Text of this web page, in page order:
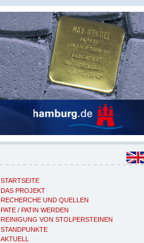
STARTSEITE
DAS PROJEKT
RECHERCHE UND QUELLEN
PATE / PATIN WERDEN
REINIGUNG VON STOLPERSTEINEN
STANDPUNKTE
AKTUELL